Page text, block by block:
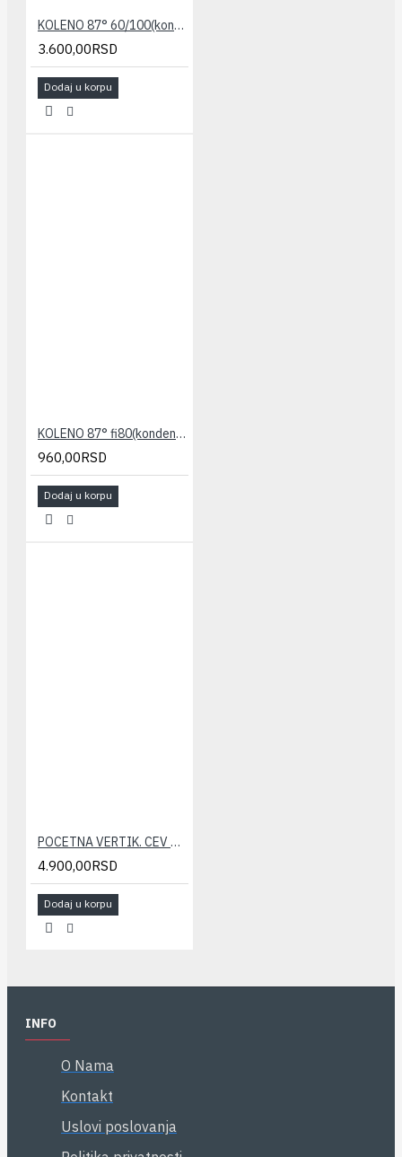
KOLENO 87° 60/100(kondenz.) STABILE
3.600,00RSD
Dodaj u korpu
KOLENO 87° fi80(kondenz.) STABILE
960,00RSD
Dodaj u korpu
POCETNA VERTIK. CEV MF 60/100(kondenz.) STABILE
4.900,00RSD
Dodaj u korpu
INFO
O Nama
Kontakt
Uslovi poslovanja